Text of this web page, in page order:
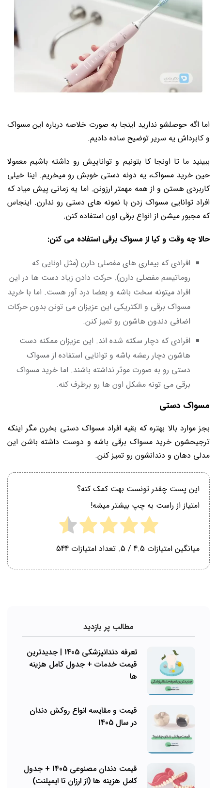
اما اگه حوصلشو ندارید اینجا به صورت خلاصه درباره این مسواک
و کابرداش یه سریر توضیح ساده دادیم.
ببینید ما تا اونجا کا بتونیم و تواناییش رو داشته باشیم معمولا
حین خرید مسواک، یه دونه دستی خوبش رو میخریم. اینا خیلی
کاربردی هستن و از همه مهمتر ارزونن. اما یه زمانی پیش میاد که
افراد توانایی مسواک زدن با نمونه های دستی رو ندارن. اینجاس
که مجبور میشن از انواع برقی اون استفاده کنن.
حالا چه وقت و کیا از مسواک برقی استفاده می کنن:
افرادی که بیماری های مفصلی دارن (مثل اونایی که
روماتیسم مفصلی دارن). حرکت دادن زیاد دست ها در این
افراد میتونه سخت باشه و بعضا درد آور هست. اما با خرید
مسواک برقی و الکتریکی این عزیزان می تونن بدون حرکات
اضافی دندون هاشون رو تمیز کنن.
افرادی که دچار سکته شده اند. این عزیزان ممکنه دست
هاشون دچار رعشه باشه و توانایی استفاده از مسواک
دستی رو به صورت موثر نداشته باشند. اما خرید مسواک
برقی می تونه مشکل اون ها رو برطرف کنه.
مسواک دستی
بجز موارد بالا بهتره که بقیه افراد مسواک دستی بخرن مگر اینکه
ترجیحشون خرید مسواک برقی باشه و دوست داشته باشن این
مدلی دهان و دندانشون رو تمیز کنن.
این پست چقدر تونست بهت کمک کنه؟
امتیاز از راست به چپ بیشتر میشه!
میانگین امتیازات 4.5 / 5. تعداد امتیازات 544
مطالب پر بازدید
تعرفه دندانپزشکی 1405 | جدیدترین
قیمت خدمات + جدول کامل هزینه
ها
قیمت و مقایسه انواع روکش دندان
در سال 1405
قیمت دندان مصنوعی 1405 + جدول
کامل هزینه ها (از ارزان تا ایمپلنت)